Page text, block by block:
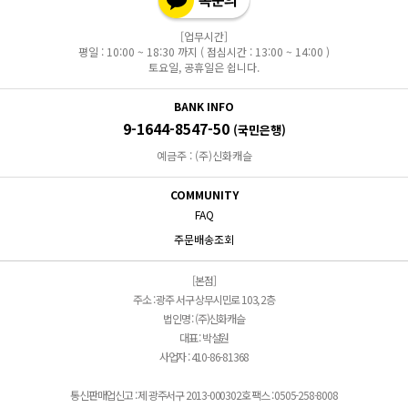
[업무시간]
평일 : 10:00 ~ 18:30 까지 ( 점심시간 : 13:00 ~ 14:00 )
토요일, 공휴일은 쉽니다.
BANK INFO
9-1644-8547-50 (국민은행)
예금주 : (주)신화캐슬
COMMUNITY
FAQ
주문배송조회
[본점]
주소 : 광주 서구 상무시민로 103, 2층
법인명 : (주)신화캐슬
대표 : 박설원
사업자 : 410-86-81368
통신판매업신고 : 제 광주서구 2013-000302호 팩스 : 0505-258-8008